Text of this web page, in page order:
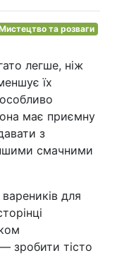
та розваги
легше, ніж
їх
має приємну
з
смачними
для
зробити тісто